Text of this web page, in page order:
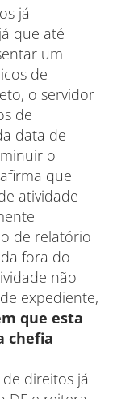
já
que até
um
de
o servidor
de
data de
o
que
atividade
de relatório
fora do
não
expediente,
que esta
chefia
direitos já